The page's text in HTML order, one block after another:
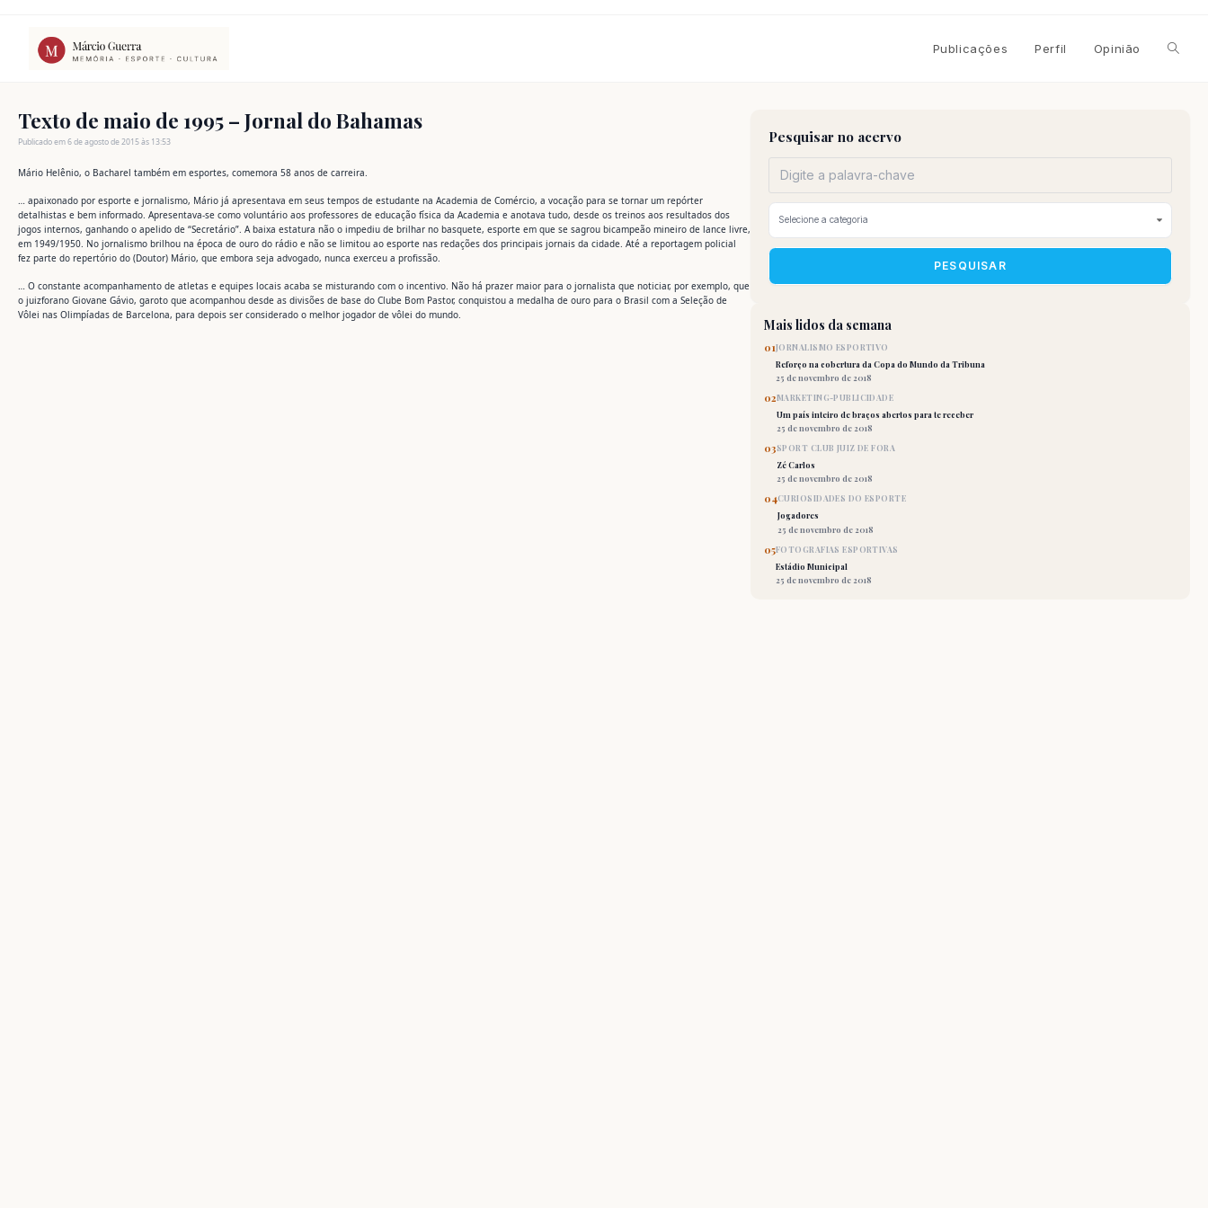
conteúdo
Publicações Perfil Opinião
site
Texto de maio de 1995 – Jornal do Bahamas
Publicado em 6 de agosto de 2015 às 13:53
Mário Helênio, o Bacharel também em esportes, comemora 58 anos de carreira.
… apaixonado por esporte e jornalismo, Mário já apresentava em seus tempos de estudante na Academia de Comércio, a vocação para se tornar um repórter
detalhistas e bem informado. Apresentava-se como voluntário aos professores de educação física da Academia e anotava tudo, desde os treinos aos resultados dos
jogos internos, ganhando o apelido de “Secretário”. A baixa estatura não o impediu de brilhar no basquete, esporte em que se sagrou bicampeão mineiro de lance livre,
em 1949/1950. No jornalismo brilhou na época de ouro do rádio e não se limitou ao esporte nas redações dos principais jornais da cidade. Até a reportagem policial
fez parte do repertório do (Doutor) Mário, que embora seja advogado, nunca exerceu a profissão.
… O constante acompanhamento de atletas e equipes locais acaba se misturando com o incentivo. Não há prazer maior para o jornalista que noticiar, por exemplo, que
o juizforano Giovane Gávio, garoto que acompanhou desde as divisões de base do Clube Bom Pastor, conquistou a medalha de ouro para o Brasil com a Seleção de
Vôlei nas Olimpíadas de Barcelona, para depois ser considerado o melhor jogador de vôlei do mundo.
Pesquisar no acervo
PESQUISAR
Mais lidos da semana
01JORNALISMO ESPORTIVO
Reforço na cobertura da Copa do Mundo da Tribuna
25 de novembro de 2018
02MARKETING-PUBLICIDADE
Um país inteiro de braços abertos para te receber
25 de novembro de 2018
03SPORT CLUB JUIZ DE FORA
Zé Carlos
25 de novembro de 2018
04CURIOSIDADES DO ESPORTE
Jogadores
25 de novembro de 2018
05FOTOGRAFIAS ESPORTIVAS
Estádio Municipal
25 de novembro de 2018